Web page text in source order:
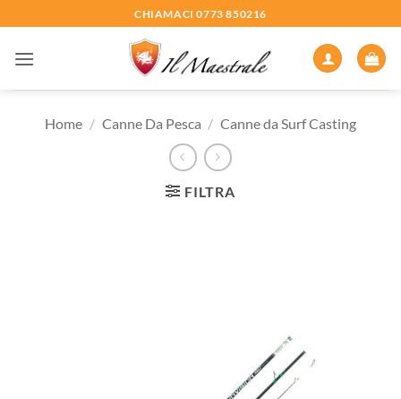
ai
contenuti
CHIAMACI 0773 850216
Home / Canne Da Pesca / Canne da Surf Casting
FILTRA